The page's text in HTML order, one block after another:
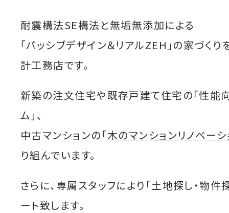
耐震構法SE構法と無垢無添加による
「パッシブデザイン＆リアルZEH」の家づく
計工務店です。
新築の注文住宅や既存戸建て住宅の「性能
ム」、
中古マンションの「木のマンションリノベーシ
り組んでいます。
さらに、専属スタッフにより「土地探し・物件
ート致します。